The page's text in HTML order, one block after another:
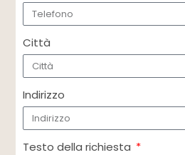
Città
Indirizzo
Testo della richiesta